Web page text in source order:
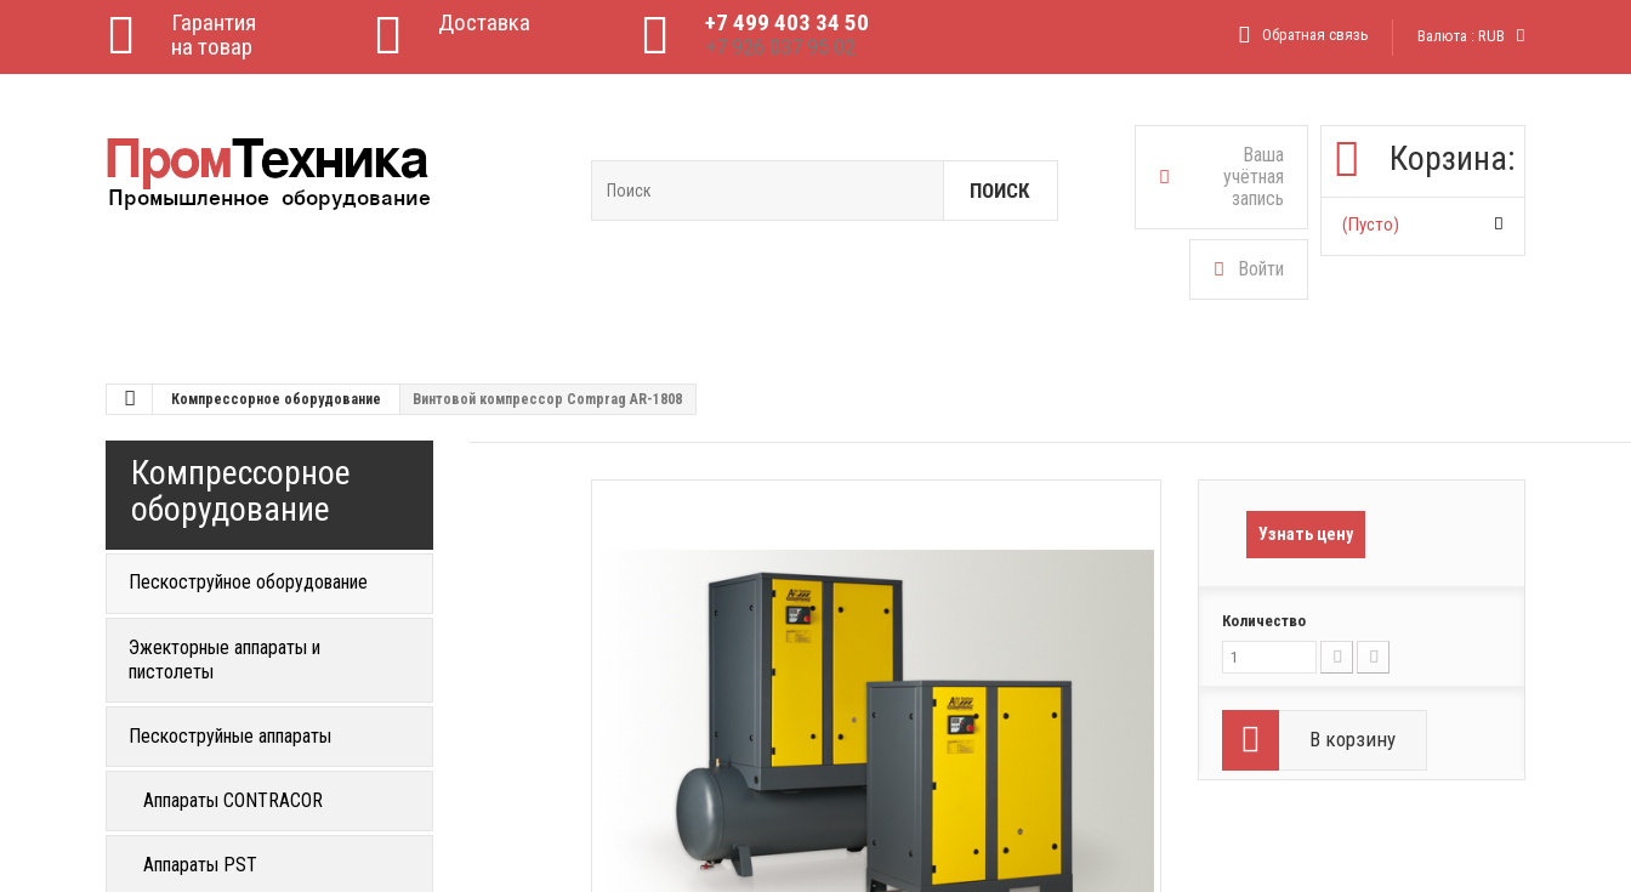
Гарантия
на товар
Доставка
+7 499 403 34 50
+7 926 037 95 02
Валюта : RUB
Обратная связь
Корзина:
(пусто)
Ваша
учётная
запись
Войти
ПОИСК
Компрессорное оборудование Винтовой компрессор Comprag AR-1808
Компрессорное
оборудование
Пескоструйное оборудование
Эжекторные аппараты и
пистолеты
Пескоструйные аппараты
Аппараты CONTRACOR
Аппараты PST
Узнать цену
Количество
В корзину